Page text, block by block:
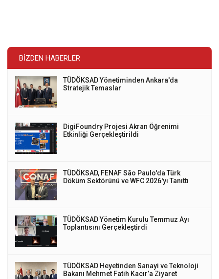
BIZDEN HABERLER
TÜDÖKSAD Yönetiminden Ankara'da
Stratejik Temaslar
DigiFoundry Projesi Akran Öğrenimi
Etkinliği Gerçekleştirildi
TÜDÖKSAD, FENAF São Paulo'da Türk
Döküm Sektörünü ve WFC 2026'yı Tanıttı
TÜDÖKSAD Yönetim Kurulu Temmuz Ayı
Toplantısını Gerçekleştirdi
TÜDÖKSAD Heyetinden Sanayi ve Teknoloji
Bakanı Mehmet Fatih Kacır’a Ziyaret